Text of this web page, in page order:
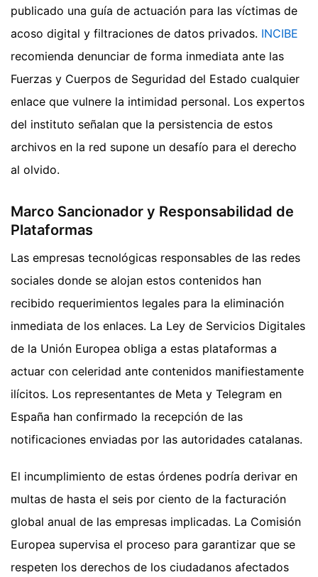
publicado una guía de actuación para las víctimas de
acoso digital y filtraciones de datos privados. INCIBE
recomienda denunciar de forma inmediata ante las
Fuerzas y Cuerpos de Seguridad del Estado cualquier
enlace que vulnere la intimidad personal. Los expertos
del instituto señalan que la persistencia de estos
archivos en la red supone un desafío para el derecho
al olvido.
Marco Sancionador y Responsabilidad de
Plataformas
Las empresas tecnológicas responsables de las redes
sociales donde se alojan estos contenidos han
recibido requerimientos legales para la eliminación
inmediata de los enlaces. La Ley de Servicios Digitales
de la Unión Europea obliga a estas plataformas a
actuar con celeridad ante contenidos manifiestamente
ilícitos. Los representantes de Meta y Telegram en
España han confirmado la recepción de las
notificaciones enviadas por las autoridades catalanas.
El incumplimiento de estas órdenes podría derivar en
multas de hasta el seis por ciento de la facturación
global anual de las empresas implicadas. La Comisión
Europea supervisa el proceso para garantizar que se
respeten los derechos de los ciudadanos afectados